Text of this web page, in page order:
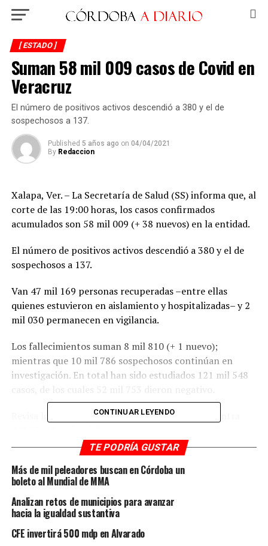
[ ESTADO ]
Suman 58 mil 009 casos de Covid en
Veracruz
El número de positivos activos descendió a 380 y el de
sospechosos a 137.
Published 5 años ago on 04/04/2021
By Redaccion
Xalapa, Ver. – La Secretaría de Salud (SS) informa que, al
corte de las 19:00 horas, los casos confirmados
acumulados son 58 mil 009 (+ 38 nuevos) en la entidad.
El número de positivos activos descendió a 380 y el de
sospechosos a 137.
Van 47 mil 169 personas recuperadas –entre ellas
quienes estuvieron en aislamiento y hospitalizadas– y 2
mil 030 permanecen en vigilancia.
Los fallecimientos suman 8 mil 810 (+ 1 nuevo);
mientras que 10 mil 786 sospechosos continúan en
investigación. En total han sido estudiados 121 mil 548
casos, de los cuales 52 mil 753 dieron negativo.
Revisa los calendarios del Plan de Vacunación contra
ubica el color de riesgo en tu municipio.
Especialistas de los Servicios de Salud de Veracruz te
orientarán si presentas síntomas, así como el
procedimiento a seguir ante la enfermedad, a través del
número gratuito 800 012 3456.
CONTINUAR LEYENDO
TE PODRÍA GUSTAR
Más de mil peleadores buscan en Córdoba un
boleto al Mundial de MMA
Analizan retos de municipios para avanzar
hacia la igualdad sustantiva
CFE invertirá 500 mdp en Alvarado